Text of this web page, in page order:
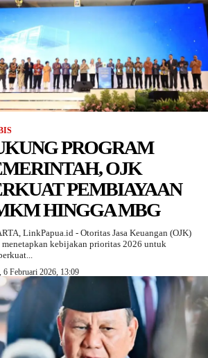
PROGRAM
OJK
PEMBIAYAAN
HINGGA MBG
LinkPapua.id - Otoritas Jasa Keuangan (OJK)
menetapkan kebijakan prioritas 2026 untuk
6 Februari 2026, 13:09